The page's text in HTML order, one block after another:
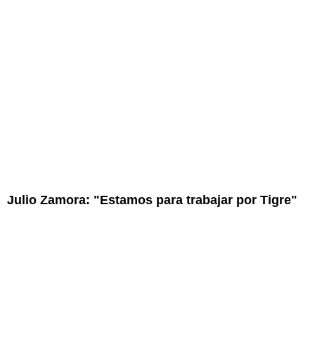
Julio Zamora: "Estamos para trabajar por Tigre"